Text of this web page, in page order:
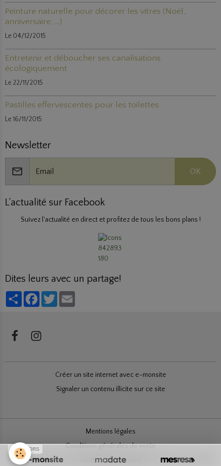
Peinture naturelle pour décorer les vitres (Noël,
anniversaire, ...)
Le 04/12/2015
Entretenir et déboucher ses canalisations
écologiquement
Le 22/11/2015
Pastilles effervescentes pour les toilettes
Le 16/11/2015
Newsletter
OK
L'actualité sur Facebook
Suivez l'actualité en direct et profitez de tous les bons plans !
Dites leurs avec un partage!
PartagerFacebookTwitter
Créer un site internet avec e-monsite
Signaler un contenu illicite sur ce site
Mentions légales
Conditions générales de vente
Gestion des cookies
SPONSORS